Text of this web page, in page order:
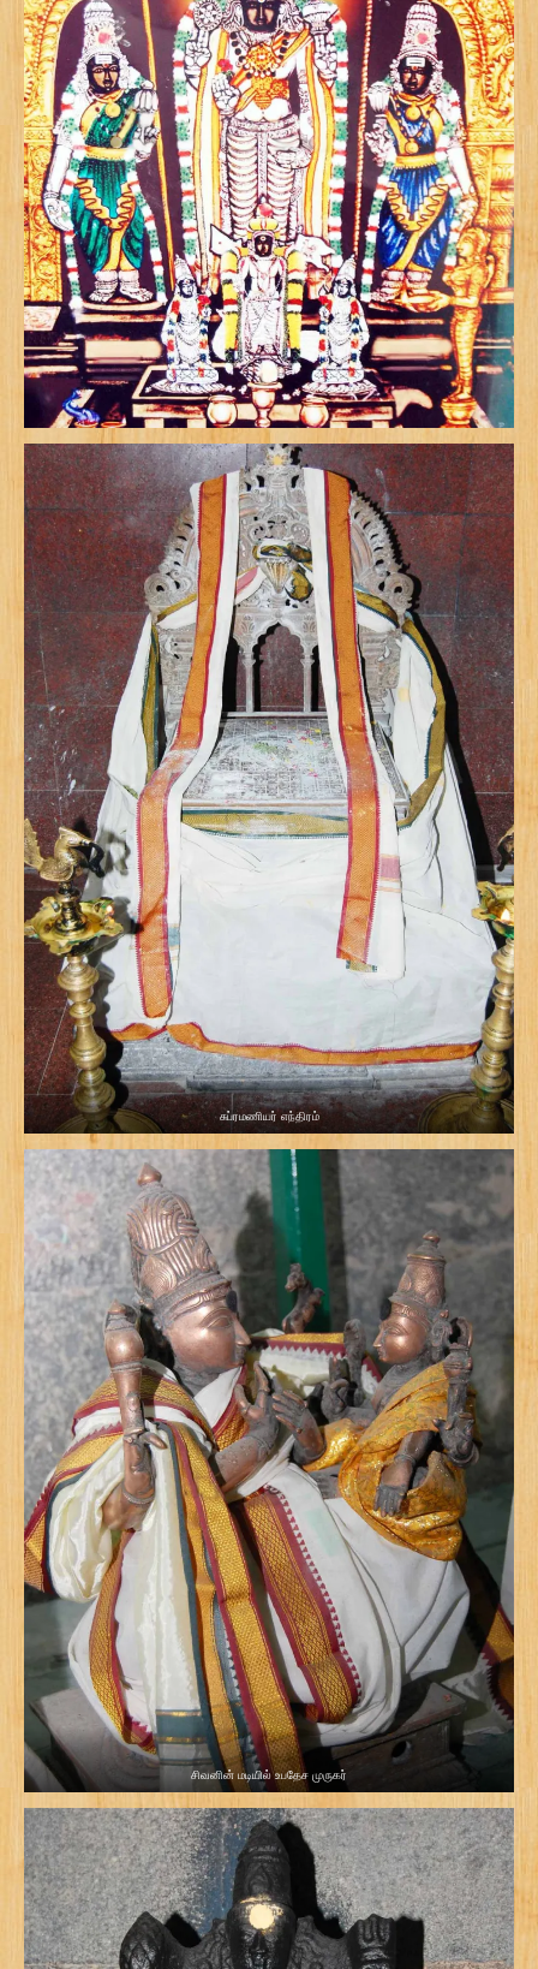
சுப்ரமணியர் எந்திரம்
சிவனின் மடியில் உபதேச முருகர்